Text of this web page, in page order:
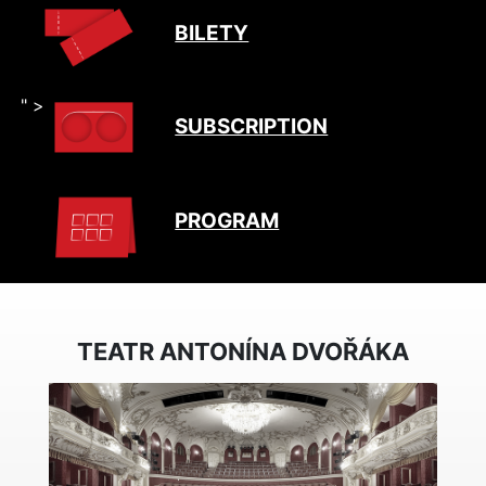
BILETY
" >
SUBSCRIPTION
PROGRAM
TEATR ANTONÍNA DVOŘÁKA